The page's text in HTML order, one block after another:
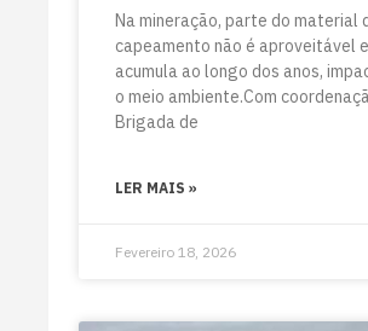
Na mineração, parte do material
capeamento não é aproveitável
acumula ao longo dos anos,
o meio ambiente.Com
Brigada de
LER MAIS »
Fevereiro 18, 2026